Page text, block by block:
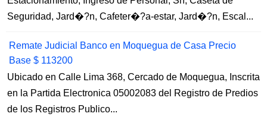
Seguridad, Jard�?n, Cafeter�?a-estar, Jard�?n, Escal...
Remate Judicial Banco en Moquegua de Casa Precio
Base $ 113200
Ubicado en Calle Lima 368, Cercado de Moquegua, Inscrita
en la Partida Electronica 05002083 del Registro de Predios
de los Registros Publico...